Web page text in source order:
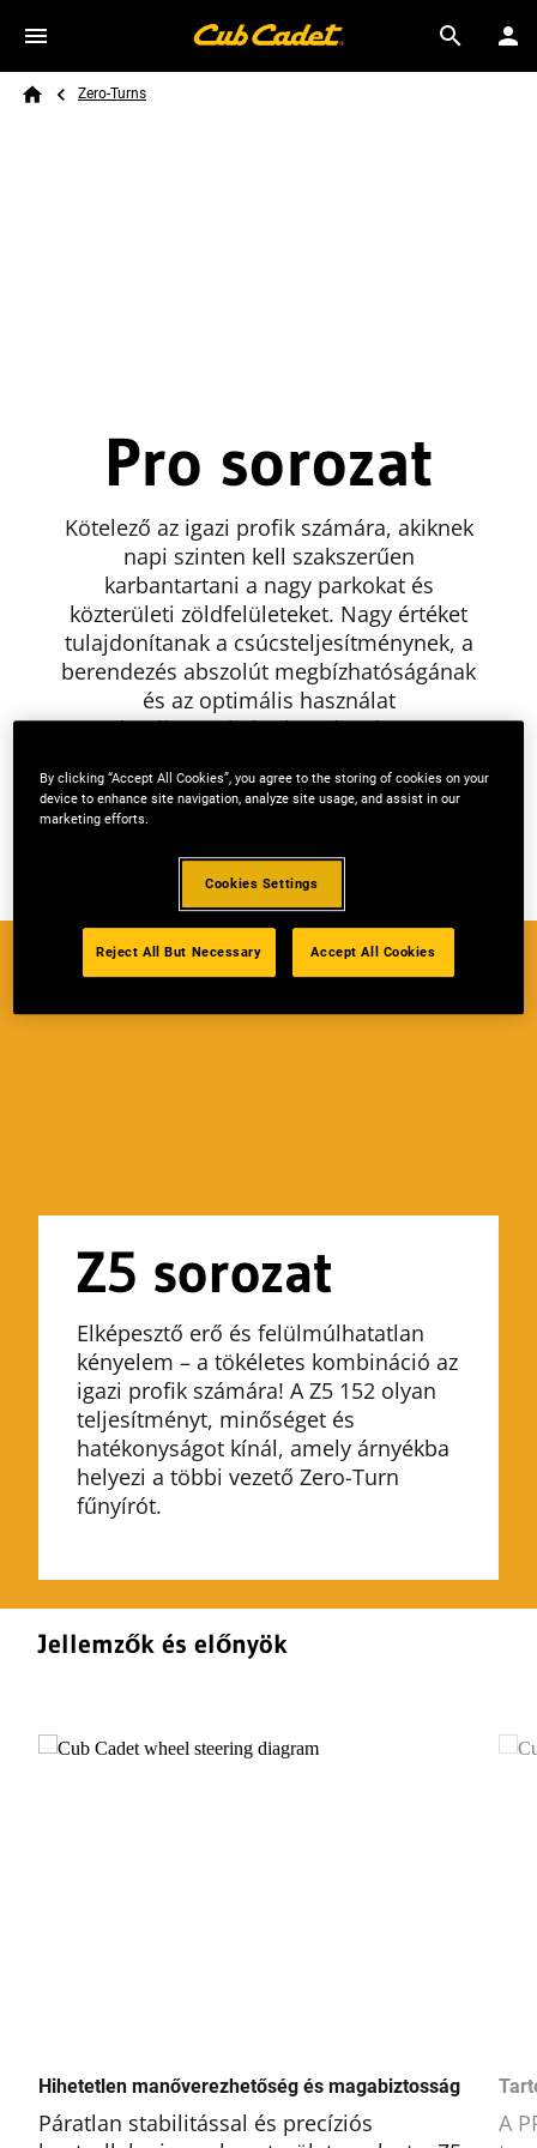
Skip to main content
Search
Breadcrumb
Zero-Turns
Pro sorozat
Kötelező az igazi profik számára, akiknek
napi szinten kell szakszerűen
karbantartani a nagy parkokat és
közterületi zöldfelületeket. Nagy értéket
tulajdonítanak a csúcsteljesítménynek, a
berendezés abszolút megbízhatóságának
és az optimális használat
hatékonyságának. Ezért olyan
szükségük, amelyek leküzdik a kemény
folyamatos használatot. Röviden: a PRO
Z5 sorozat
Elképesztő erő és felülmúlhatatlan
kényelem – a tökéletes kombináció az
igazi profik számára! A Z5 152 olyan
teljesítményt, minőséget és
hatékonyságot kínál, amely árnyékba
helyezi a többi vezető Zero-Turn
fűnyírót.
Jellemzők és előnyök
Hihetetlen manőverezhetőség és magabiztosság
Páratlan stabilitással és precíziós
A
By clicking “Accept All Cookies”, you agree to the storing of cookies on your
device to enhance site navigation, analyze site usage, and assist in our
marketing efforts.
Cookies Settings
Reject All But Necessary Accept All Cookies